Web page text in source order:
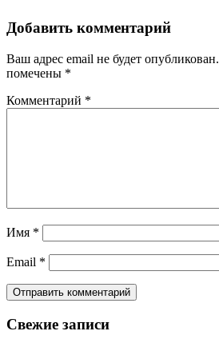
Добавить комментарий
Ваш адрес email не будет опубликован.
помечены *
Комментарий *
Имя *
Email *
Свежие записи